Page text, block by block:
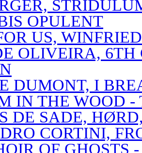
OPULENT
US,
OLIVEIRA, 6TH
DUMONT, I
IN THE WOOD
DE SADE,
CORTINI,
OF GHOSTS